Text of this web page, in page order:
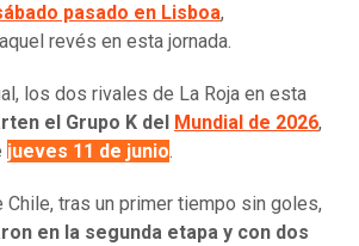
pasado en Lisboa,
revés en esta jornada.
los dos rivales de La Roja en esta
el Grupo K del Mundial de 2026,
jueves 11 de junio.
Chile, tras un primer tiempo sin goles,
en la segunda etapa y con dos